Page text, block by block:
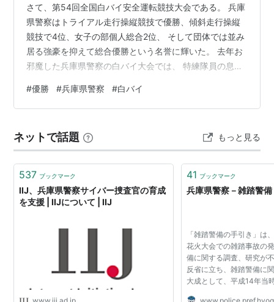
さて、第54回全国白バイ安全運転競技大会である。 兵庫
県警察はトライアル走行操縦競技で優勝、傾斜走行操縦
競技で4位、女子の部個人総合2位、 そして団体では並み
居る強豪を抑えて総合優勝という名誉に輝いた。 去年お
邪魔した兵庫県警察の白バイ大会では、 特練隊員の息が
る。 今回は優勝した特練隊員の凱旋走行も見られるに違
いないと、 新幹線に乗って明石へと行って参りました。
の免許試験場バス停下車すぐ。 バスは意外と頻繁に来る
ようで便利だ。 兵庫県警察には白バイ隊員が実に200人
ほどいるという。 今年は名…
#優勝 #兵庫県警察 #白バイ
ネットで話題 もっと見る
537 ブックマーク
IIJ、兵庫県警察サイバー捜査官の育成
を支援 | IIJについて | IIJ
41 ブックマーク
兵庫県警察－雑踏警備
「雑踏警備の手引き」は
花火大会での雑踏事故の
備に関する調査、研究が
反省に立ち、雑踏警備に
大成として、平成14年当